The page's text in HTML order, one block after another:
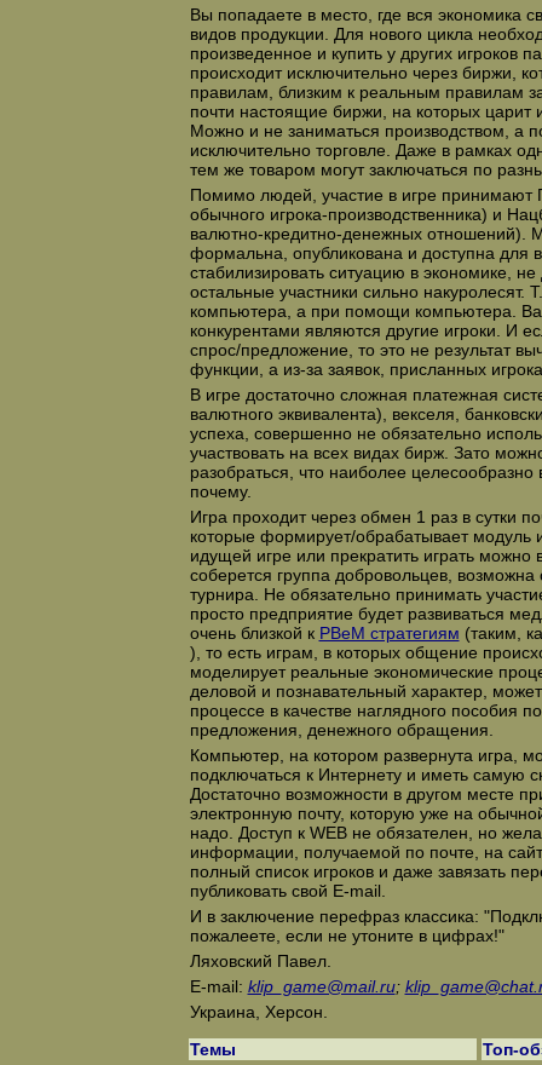
Вы попадаете в место, где вся экономика
видов продукции. Для нового цикла
произведенное и купить у других игроков
происходит исключительно через биржи,
правилам, близким к реальным правилам
почти настоящие биржи, на которых царит
Можно и не заниматься производством, а
исключительно торговле. Даже в рамках
тем же товаром могут заключаться по
Помимо людей, участие в игре принимают
обычного игрока-производственника) и
валютно-кредитно-денежных отношений).
формальна, опубликована и доступна для
стабилизировать ситуацию в экономике, не
остальные участники сильно накуролесят.
компьютера, а при помощи компьютера.
конкурентами являются другие игроки. И
спрос/предложение, то это не результат
функции, а из-за заявок, присланных
В игре достаточно сложная платежная
валютного эквивалента), векселя,
успеха, совершенно не обязательно
участвовать на всех видах бирж. Зато
разобраться, что наиболее целесообразно
почему.
Игра проходит через обмен 1 раз в сутки
которые формирует/обрабатывает модуль
идущей игре или прекратить играть
соберется группа добровольцев, возможна
турнира. Не обязательно принимать
просто предприятие будет развиваться
очень близкой к PBeM стратегиям (таким,
), то есть играм, в которых общение
моделирует реальные экономические
деловой и познавательный характер,
процессе в качестве наглядного пособия
предложения, денежного обращения.
Компьютер, на котором развернута игра,
подключаться к Интернету и иметь самую
Достаточно возможности в другом месте
электронную почту, которую уже на
надо. Доступ к WEB не обязателен, но
информации, получаемой по почте, на
полный список игроков и даже завязать
публиковать свой E-mail.
И в заключение перефраз классика:
пожалеете, если не утоните в цифрах!"
Ляховский Павел.
E-mail: klip_game@mail.ru;
Украина, Херсон.
Темы
Топ-